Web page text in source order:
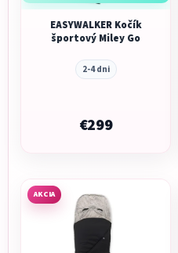
EASYWALKER Kočík
športový Miley Go
2-4 dni
€299
AKCIA